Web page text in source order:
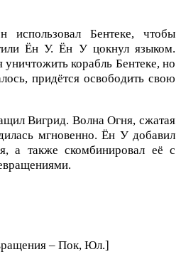
использовал Бентеке, чтобы
Ён У. Ён У цокнул языком.
корабль Бентеке, но
придётся освободить свою
Вигрид. Волна Огня, сжатая
мгновенно. Ён У добавил
а также скомбинировал её с
– Пок, Юл.]